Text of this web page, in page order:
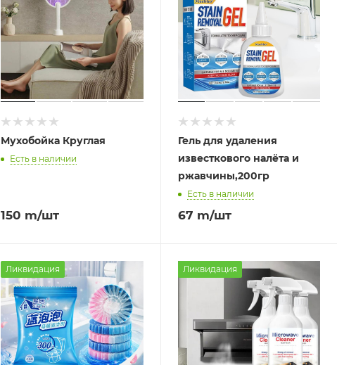
Мухобойка Круглая
Есть в наличии
150 m/шт
Гель для удаления
известкового налёта и
ржавчины,200гр
Есть в наличии
67 m/шт
Ликвидация Ликвидация